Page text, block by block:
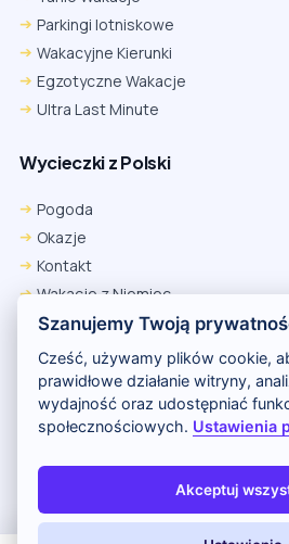
Parkingi lotniskowe
Wakacyjne Kierunki
Egzotyczne Wakacje
Ultra Last Minute
Wycieczki z Polski
Pogoda
Okazje
Kontakt
Wakacje z Niemiec
Polityka Prywatności
Wakacje w Egipcie
Rankingi hoteli
Kontakt i reklama
Polityka
Copyright (c) 2026 Odkryj Wakacje
Firefox
Ustawienia → Prywatność i
firm → ustaw „Zezwalaj”.
Na czas rezerwacji nie blokuj cookies i
Szanujemy Twoją
Cześć, używamy plików cookie,
prawidłowe działanie witryny,
wydajność oraz udostępniać
społecznościowych. Ustawienia
Akceptuj